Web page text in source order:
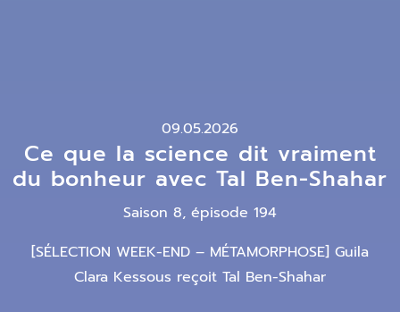
09.05.2026
Ce que la science dit vraiment
du bonheur avec Tal Ben-Shahar
Saison 8, épisode 194
[SÉLECTION WEEK-END – MÉTAMORPHOSE] Guila
Clara Kessous reçoit Tal Ben-Shahar